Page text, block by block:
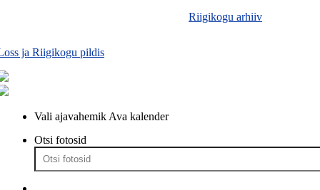
Riigikogu arhiiv
ja Riigikogu pildis
Vali ajavahemik Ava kalender
Otsi fotosid